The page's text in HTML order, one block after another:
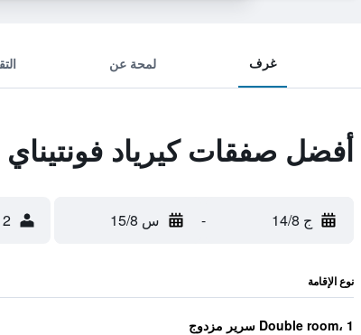
غرف لمحة عن
أفضل صفقات كيرياد فونتيناي
ج 14/8 - س 15/8 2 من الضيوف، غرفة واحدة
نوع الإقامة
Double room، 1 سرير مزدوج